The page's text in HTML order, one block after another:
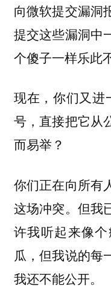
向微软提交漏洞
提交这些漏洞中
个傻子一样乐此
现在，你们又进
号，直接把它从
而易举？
你们正在向所有
这场冲突。但我
许我听起来像
瓜，但我说的每
我还不能公开。